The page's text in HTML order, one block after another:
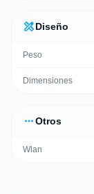
design_servicesDiseño
Peso
Dimensiones
more_horizOtros
Wlan